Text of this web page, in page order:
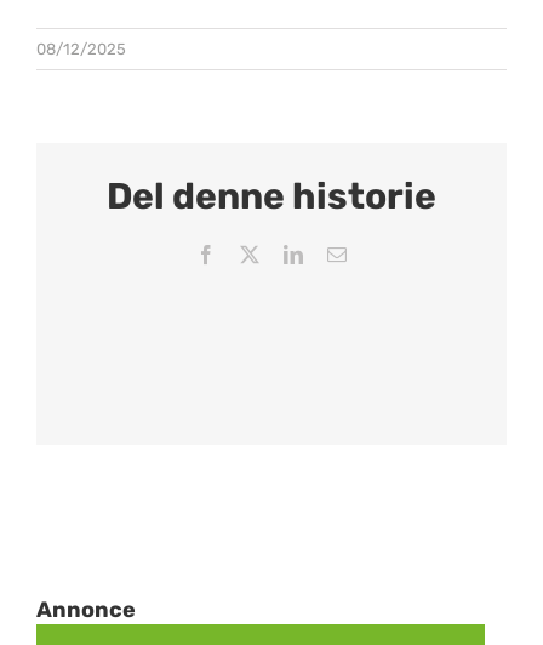
08/12/2025
Del denne historie
Facebook LinkedInEmail
Annonce